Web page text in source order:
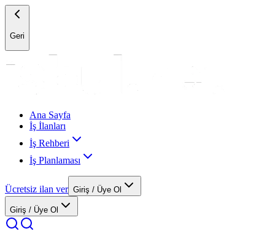
Geri
Ana Sayfa
İş İlanları
İş Rehberi
İş Planlaması
Ücretsiz ilan ver Giriş / Üye Ol
Giriş / Üye Ol